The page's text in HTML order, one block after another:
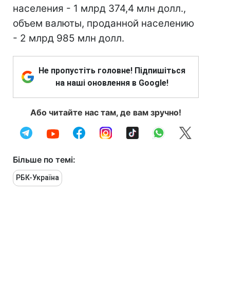
населения - 1 млрд 374,4 млн долл.,
объем валюты, проданной населению
- 2 млрд 985 млн долл.
Не пропустіть головне! Підпишіться
на наші оновлення в Google!
Або читайте нас там, де вам зручно!
Більше по темі:
РБК-Україна